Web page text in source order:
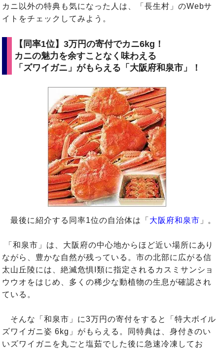
カニ以外の特典も気になった人は、「長生村」のWebサ
イトをチェックしてみよう。
【同率1位】3万円の寄付でカニ6kg！
カニの魅力を余すことなく味わえる
「ズワイガニ」がもらえる「大阪府和泉市」！
最後に紹介する同率1位の自治体は「 大阪府和泉市 」。
「和泉市」は、大阪府の中心地からほど近い場所にあり
ながら、豊かな自然が残っている。市の北部に広がる信
太山丘陵には、絶滅危惧I類に指定されるカスミサンショ
ウウオをはじめ、多くの稀少な動植物の生息が確認され
ている。
そんな「和泉市」に3万円の寄付をすると「特大ボイル
ズワイガニ姿 6kg」がもらえる。同特典は、身付きのい
いズワイガニを丸ごと塩茹でした後に急速冷凍してお